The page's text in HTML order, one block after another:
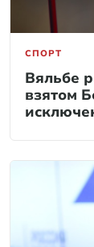
СПОРТ
Вяльбе
взятом